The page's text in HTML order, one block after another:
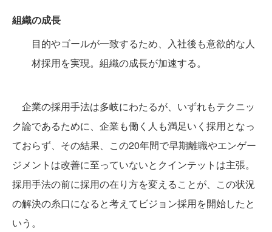
組織の成長
目的やゴールが一致するため、入社後も意欲的な人
材採用を実現。組織の成長が加速する。
企業の採用手法は多岐にわたるが、いずれもテクニッ
ク論であるために、企業も働く人も満足いく採用となっ
ておらず、その結果、この20年間で早期離職やエンゲー
ジメントは改善に至っていないとクインテットは主張。
採用手法の前に採用の在り方を変えることが、この状況
の解決の糸口になると考えてビジョン採用を開始したと
いう。